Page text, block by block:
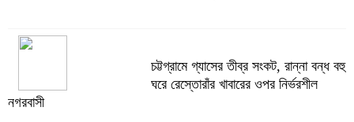
চট্টগ্রামে গ্যাসের তীব্র সংকট, রান্না বন্ধ বহু
ঘরে রেস্তোরাঁর খাবারের ওপর নির্ভরশীল
নগরবাসী